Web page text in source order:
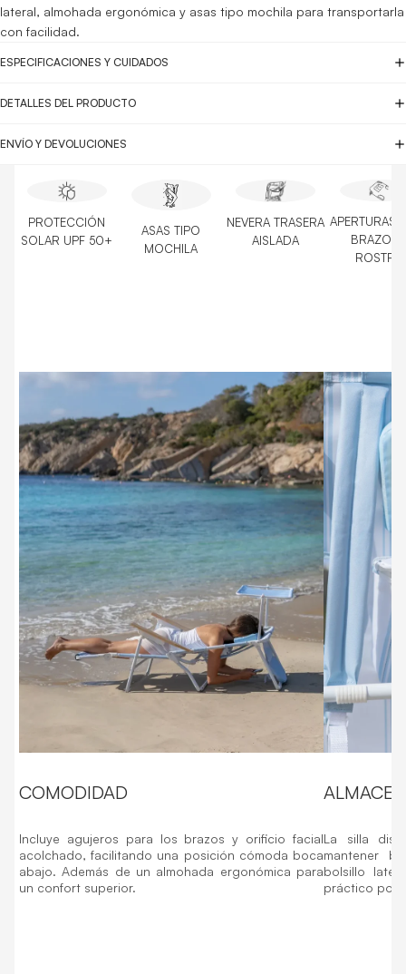
lateral, almohada ergonómica y asas tipo mochila para transportarla
con facilidad.
ESPECIFICACIONES Y CUIDADOS
DETALLES DEL PRODUCTO
ENVÍO Y DEVOLUCIONES
PROTECCIÓN
SOLAR UPF 50+
ASAS TIPO
MOCHILA
NEVERA TRASERA
AISLADA
APERTURAS
BRAZOS
ROSTRO
COMODIDAD
Incluye agujeros para los brazos y orificio facial
acolchado, facilitando una posición cómoda boca
abajo. Además de un almohada ergonómica para
un confort superior.
La silla
mantener
bolsillo
práctico